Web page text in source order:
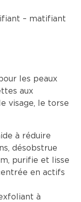
– matifiant
les peaux
aux
visage, le torse
à réduire
désobstrue
purifie et lisse
en actifs
à